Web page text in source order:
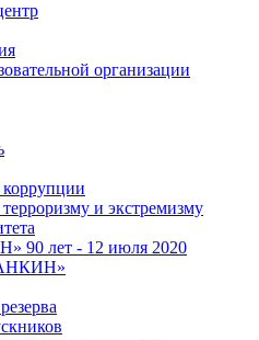
организации
и экстремизму
лет - 12 июля 2020